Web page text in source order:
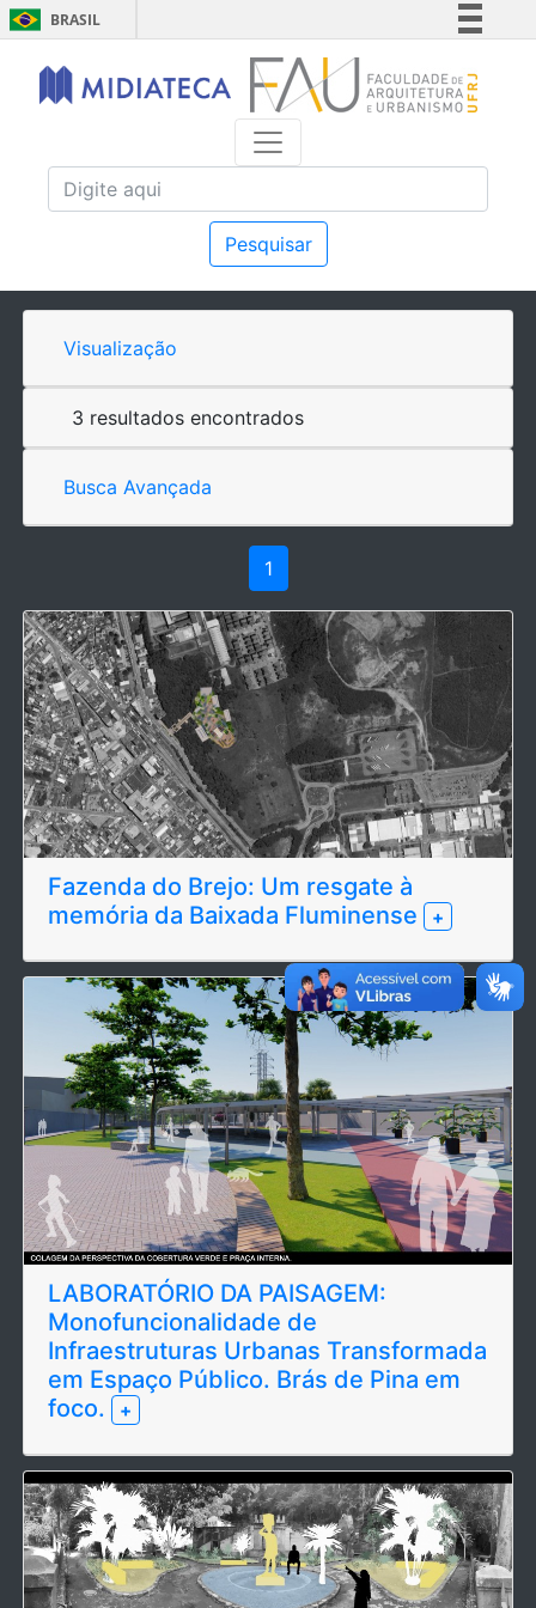
BRASIL
Simplifique!
Comunica BR
Acesso à informação
Pesquisar
Visualização
3 resultados encontrados
Busca Avançada
1
Fazenda do Brejo: Um resgate à
memória da Baixada Fluminense
+
LABORATÓRIO DA PAISAGEM:
Monofuncionalidade de
Infraestruturas Urbanas Transformada
em Espaço Público. Brás de Pina em
foco.
+